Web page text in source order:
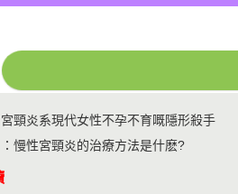
宮頸炎系現代女性不孕不育嘅隱形殺手
： 慢性宮頸炎的治療方法是什麽?